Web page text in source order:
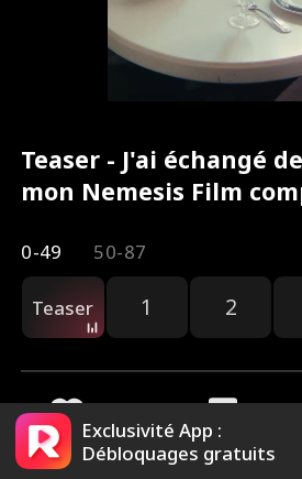
Teaser - J'ai échangé
mon Nemesis Film
0-49 50-87
Teaser 1 2
6.6k 69.7k
Exclusivité App :
Débloquages gratuits